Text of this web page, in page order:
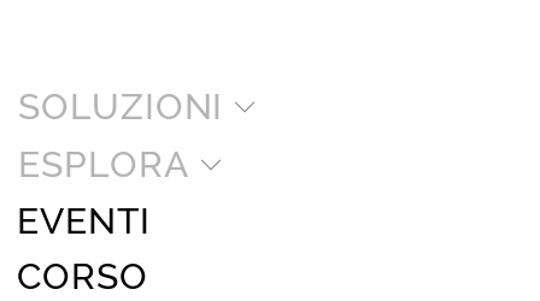
SOLUZIONI
ESPLORA
EVENTI
CORSO